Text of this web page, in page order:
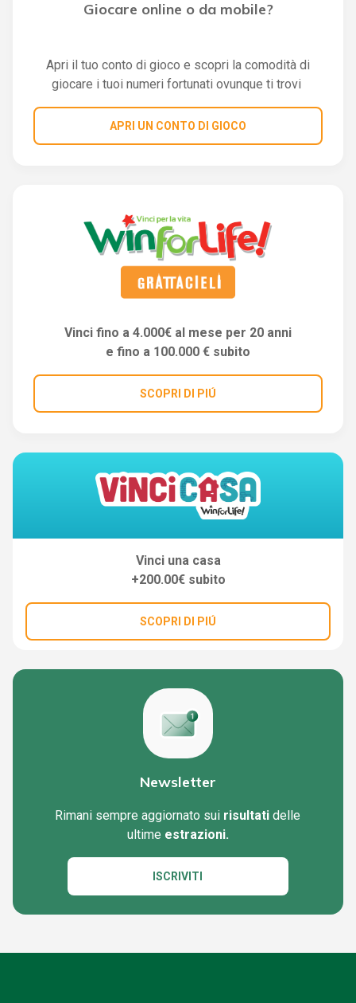
Giocare online o da mobile?
Apri il tuo conto di gioco e scopri la comodità di
giocare i tuoi numeri fortunati ovunque ti trovi
APRI UN CONTO DI GIOCO
Vinci fino a 4.000€ al mese per 20 anni
e fino a 100.000 € subito
SCOPRI DI PIÚ
Vinci una casa
+200.00€ subito
SCOPRI DI PIÚ
Newsletter
Rimani sempre aggiornato sui risultati delle
ultime estrazioni.
ISCRIVITI